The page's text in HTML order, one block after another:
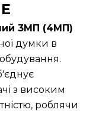
3МП (4МП)
думки в
з високим
роблячи